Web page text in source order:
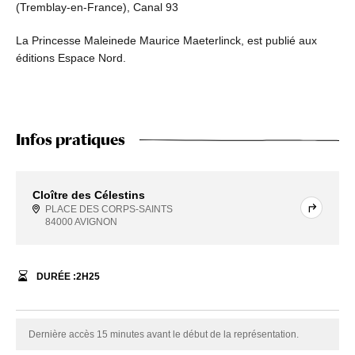
(Tremblay-en-France), Canal 93
La Princesse Maleinede Maurice Maeterlinck, est publié aux
éditions Espace Nord.
Infos pratiques
Cloître des Célestins
PLACE DES CORPS-SAINTS
84000 AVIGNON
DURÉE :2H25
Dernière accès 15 minutes avant le début de la représentation.